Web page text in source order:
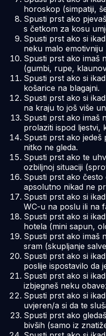
horoskop (simpatiji,
Spusti prst ako
s četkom za kosu
Spusti prst ako si
neku malo emotivniju
Spusti prst ako imaš
(gumbi, rupe,
Spusti prst ako si
košarice na blagajni.
Spusti prst ako si
na kraju to još više
Spusti prst ako imaš
prolaziti ispod ljestvi,
Spusti prst ako jedeš
nitko ne gleda.
Spusti prst ako te
ozbiljnoj situaciji
Spusti prst ako često
apsolutno nikad ne
Spusti prst ako si
WC-u na poslu ili na
Spusti prst ako si
hotela (mini sapun,
Spusti prst ako imaš
sram (skupljanje
Spusti prst ako si
poslije ispostavilo da
Spusti prst ako si
izbjegneš neku
Spusti prst ako si
uvjeren/a si da te
Spusti prst ako
bivših (samo iz